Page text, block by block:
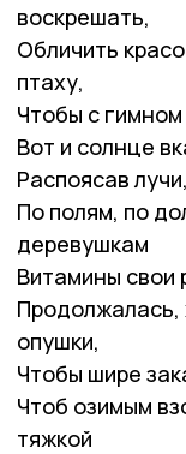
воскрешать,
Обличить
птаху,
Чтобы с
Вот и солнце
Распоясав
По полям, по
деревушкам
Витамины свои
Продолжалась,
опушки,
Чтобы шире
Чтоб озимым
тяжкой